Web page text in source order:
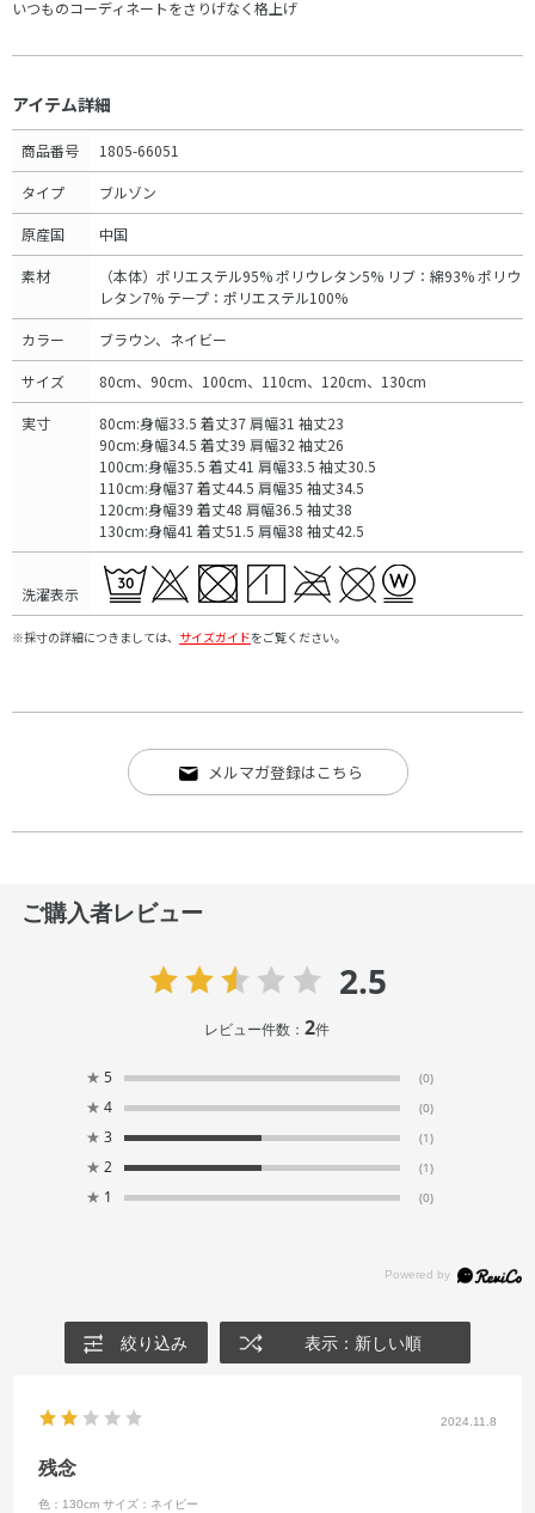
いつものコーディネートをさりげなく格上げ
アイテム詳細
商品番号 1805-66051
タイプ ブルゾン
原産国 中国
素材
（本体）ポリエステル95% ポリウレタン5% リブ：綿93% ポリウ
レタン7% テープ：ポリエステル100%
カラー ブラウン、ネイビー
サイズ 80cm、90cm、100cm、110cm、120cm、130cm
実寸
80cm:身幅33.5 着丈37 肩幅31 袖丈23
90cm:身幅34.5 着丈39 肩幅32 袖丈26
100cm:身幅35.5 着丈41 肩幅33.5 袖丈30.5
110cm:身幅37 着丈44.5 肩幅35 袖丈34.5
120cm:身幅39 着丈48 肩幅36.5 袖丈38
130cm:身幅41 着丈51.5 肩幅38 袖丈42.5
洗濯表示
※採寸の詳細につきましては、 サイズガイドをご覧ください。
メルマガ登録はこちら
ご購入者レビュー
2.5
レビュー件数：2件
★ 5 (0)
★ 4 (0)
★ 3 (1)
★ 2 (1)
★ 1 (0)
絞り込み 表示：新しい順
2024.11.8
残念
色：130cm サイズ：ネイビー